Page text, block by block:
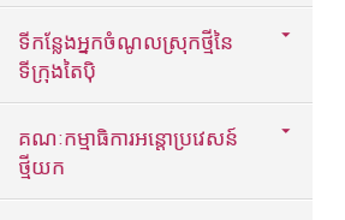
ទីកន្លែងអ្នកចំណូលស្រុកថ្មីនៃ
ទីក្រុងតៃប៉ិ
គណៈកម្មាធិការអន្តោប្រវេសន៍
ថ្មីយក